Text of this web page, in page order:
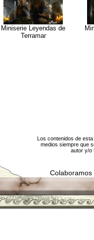
Miniserie Leyendas de
Terramar
Los contenidos de
medios siempre que
autor y/o